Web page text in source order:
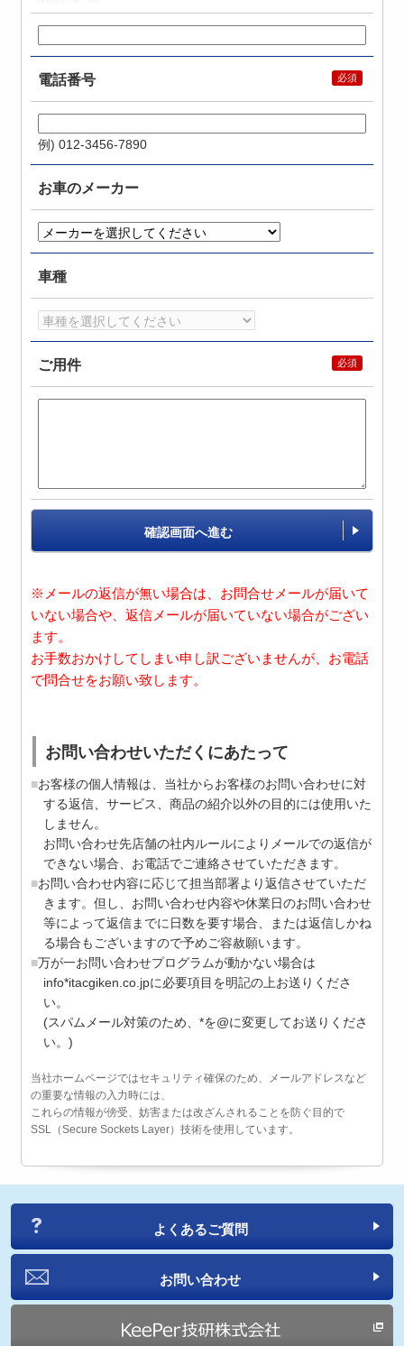
電話番号
例) 012-3456-7890
お車のメーカー
車種
ご用件
確認画面へ進む
※メールの返信が無い場合は、お問合せメールが届いて
いない場合や、返信メールが届いていない場合がござい
ます。
お手数おかけしてしまい申し訳ございませんが、お電話
で問合せをお願い致します。
お問い合わせいただくにあたって
お客様の個人情報は、当社からお客様のお問い合わせに対
する返信、サービス、商品の紹介以外の目的には使用いた
しません。
お問い合わせ先店舗の社内ルールによりメールでの返信が
できない場合、お電話でご連絡させていただきます。
お問い合わせ内容に応じて担当部署より返信させていただ
きます。但し、お問い合わせ内容や休業日のお問い合わせ
等によって返信までに日数を要す場合、または返信しかね
る場合もございますので予めご容赦願います。
万が一お問い合わせプログラムが動かない場合は
info*itacgiken.co.jpに必要項目を明記の上お送りくださ
い。
(スパムメール対策のため、*を@に変更してお送りくださ
い。)
当社ホームページではセキュリティ確保のため、メールアドレスなど
の重要な情報の入力時には、
これらの情報が傍受、妨害または改ざんされることを防ぐ目的で
SSL（Secure Sockets Layer）技術を使用しています。
よくあるご質問
お問い合わせ